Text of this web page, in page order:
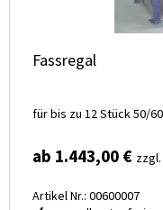
Fassregal
für bis zu 12 Stück 50/
ab 1.443,00 €
Artikel Nr.: 00600007